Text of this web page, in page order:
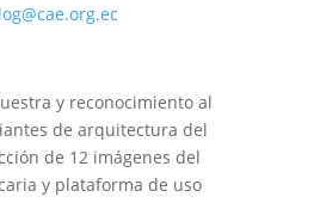
y reconocimiento al
de arquitectura del
de 12 imágenes del
y plataforma de uso